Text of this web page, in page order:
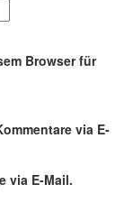
Browser für
via E-
via E-Mail.